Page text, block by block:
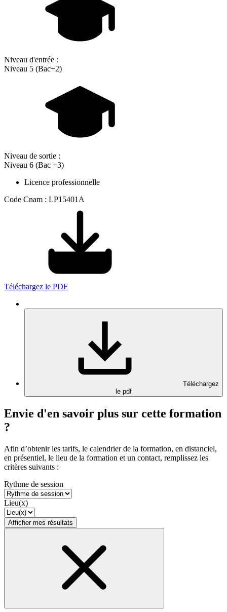
Niveau d'entrée :
Niveau 5 (Bac+2)
Niveau de sortie :
Niveau 6 (Bac +3)
Licence professionnelle
Code Cnam : LP15401A
Téléchargez le PDF
Téléchargez
le pdf
Envie d'en savoir plus sur cette formation
?
Afin d’obtenir les tarifs, le calendrier de la formation, en distanciel,
en présentiel, le lieu de la formation et un contact, remplissez les
critères suivants :
Rythme de session
Lieu(x)
Afficher mes résultats